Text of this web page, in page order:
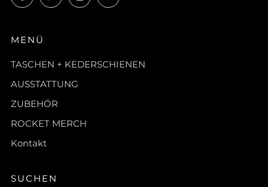
MENÜ
TASCHEN + KEDERSCHIENEN
AUSSTATTUNG
ZUBEHÖR
ROCKET MERCH
Kontakt
SUCHEN